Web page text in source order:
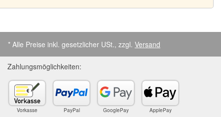
* Alle Preise inkl. gesetzlicher USt., zzgl. Versand
Zahlungsmöglichkeiten:
Vorkasse PayPal GooglePay ApplePay